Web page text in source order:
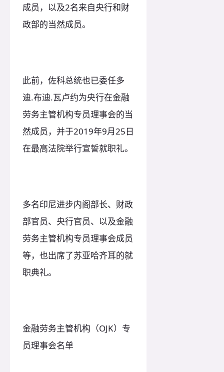
成员，以及2名来自央行和财
政部的当然成员。
此前，佐科总统也已委任多
迪.布迪.瓦卢约为央行在金融
劳务主管机构专员理事会的当
然成员，并于2019年9月25日
在最高法院举行宣誓就职礼。
多名印尼进步内阁部长、财政
部官员、央行官员、以及金融
劳务主管机构专员理事会成员
等，也出席了苏亚哈齐耳的就
职典礼。
金融劳务主管机构（OJK）专
员理事会名单